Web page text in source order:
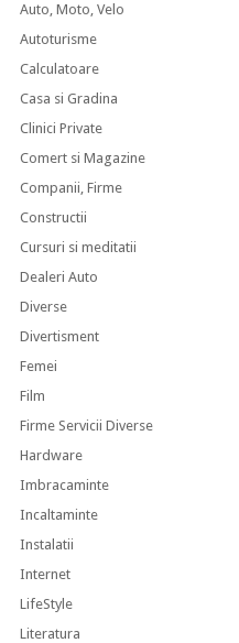
Auto, Moto, Velo
Autoturisme
Calculatoare
Casa si Gradina
Clinici Private
Comert si Magazine
Companii, Firme
Constructii
Cursuri si meditatii
Dealeri Auto
Diverse
Divertisment
Femei
Film
Firme Servicii Diverse
Hardware
Imbracaminte
Incaltaminte
Instalatii
Internet
LifeStyle
Literatura